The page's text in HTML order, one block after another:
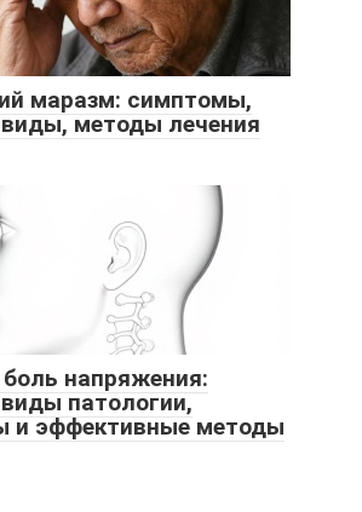
маразм: симптомы,
методы лечения
напряжения:
патологии,
и эффективные методы